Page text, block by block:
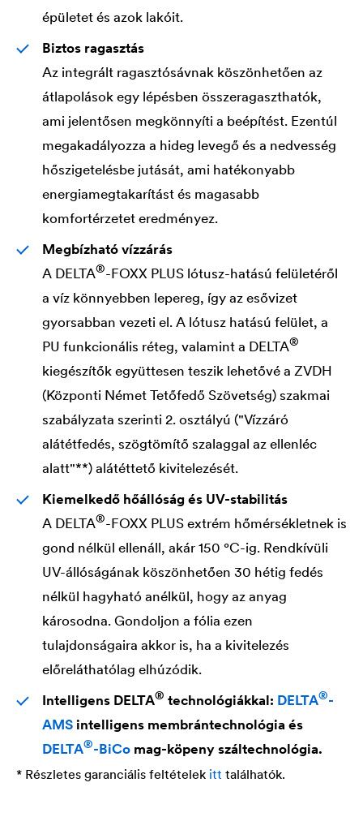
épületet és azok lakóit.
Biztos ragasztás
Az integrált ragasztósávnak köszönhetően az
átlapolások egy lépésben összeragaszthatók,
ami jelentősen megkönnyíti a beépítést. Ezentúl
megakadályozza a hideg levegő és a nedvesség
hőszigetelésbe jutását, ami hatékonyabb
energiamegtakarítást és magasabb
komfortérzetet eredményez.
Megbízható vízzárás
A DELTA®-FOXX PLUS lótusz-hatású felületéről
a víz könnyebben lepereg, így az esővizet
gyorsabban vezeti el. A lótusz hatású felület, a
PU funkcionális réteg, valamint a DELTA®
kiegészítők együttesen teszik lehetővé a ZVDH
(Központi Német Tetőfedő Szövetség) szakmai
szabályzata szerinti 2. osztályú ("Vízzáró
alátétfedés, szögtömítő szalaggal az ellenléc
alatt"**) alátéttető kivitelezését.
Kiemelkedő hőállóság és UV-stabilitás
A DELTA®-FOXX PLUS extrém hőmérsékletnek is
gond nélkül ellenáll, akár 150 °C-ig. Rendkívüli
UV-állóságának köszönhetően 30 hétig fedés
nélkül hagyható anélkül, hogy az anyag
károsodna. Gondoljon a fólia ezen
tulajdonságaira akkor is, ha a kivitelezés
előreláthatólag elhúzódik.
Intelligens DELTA® technológiákkal: DELTA®-
AMS intelligens membrántechnológia és
DELTA®-BiCo mag-köpeny száltechnológia.
* Részletes garanciális feltételek itt találhatók.